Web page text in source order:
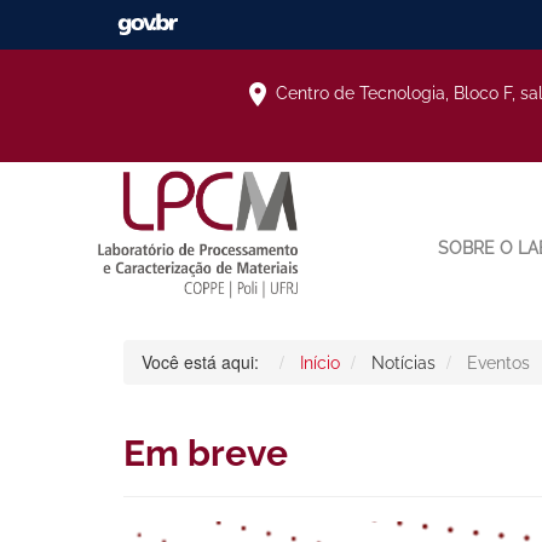
Centro de Tecnologia, Bloco F,
SOBRE O
Você está aqui: Início Notícias Eventos
Em breve